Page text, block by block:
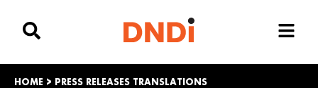
HOME > PRESS RELEASES TRANSLATIONS